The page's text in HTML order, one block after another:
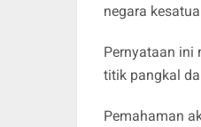
negara
Pernyataan ini
titik pangkal
Pemahaman